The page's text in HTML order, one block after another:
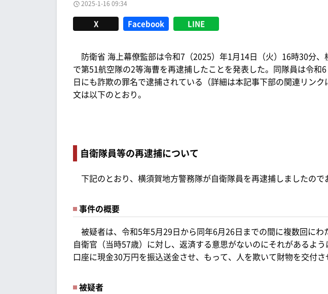
2025-1-16 09:34
X Facebook LINE
防衛省 海上幕僚監部は令和7（2025）年1月14日（火）16時30分
で第51航空隊の2等海曹を再逮捕したことを発表した。同隊員は令和
日にも詐欺の罪名で逮捕されている（詳細は本記事下部の関連リン
文は以下のとおり。
自衛隊員等の再逮捕について
下記のとおり、横須賀地方警務隊が自衛隊員を再逮捕しましたので
事件の概要
被疑者は、令和5年5月29日から同年6月26日までの間に複数回にわ
自衛官（当時57歳）に対し、返済する意思がないのにそれがあるよ
口座に現金30万円を振込送金させ、もって、人を欺いて財物を交付さ
被疑者